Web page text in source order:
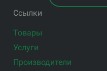
Ссылки
Товары
Услуги
Производители